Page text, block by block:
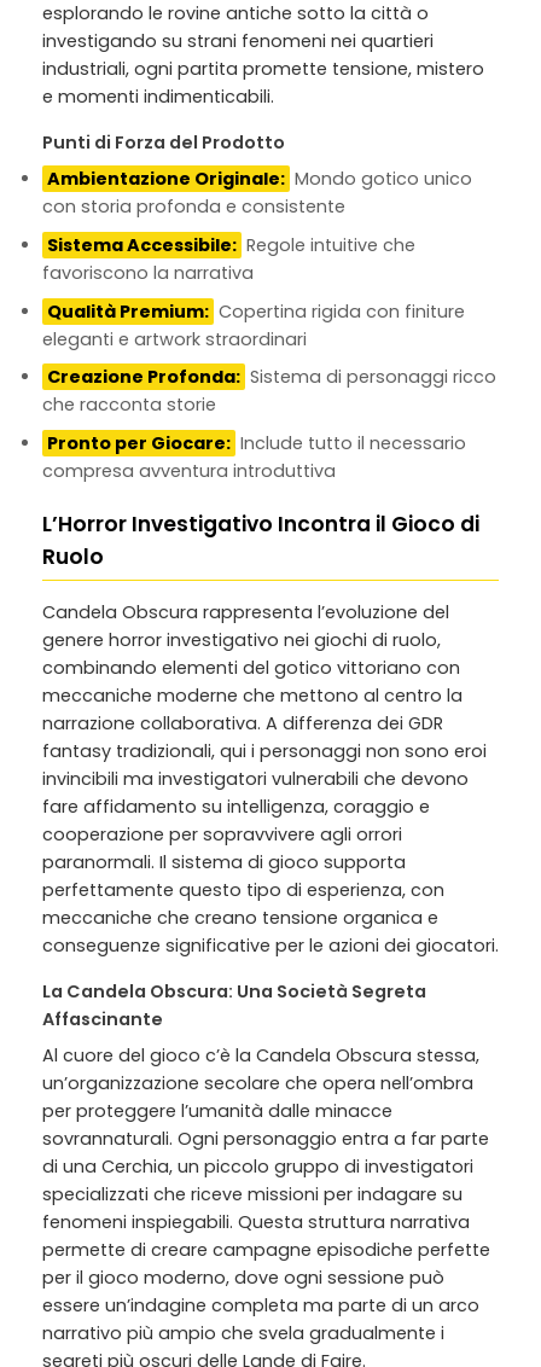
esplorando le rovine antiche sotto la città o
investigando su strani fenomeni nei quartieri
industriali, ogni partita promette tensione, mistero
e momenti indimenticabili.
Punti di Forza del Prodotto
Ambientazione Originale: Mondo gotico unico
con storia profonda e consistente
Sistema Accessibile: Regole intuitive che
favoriscono la narrativa
Qualità Premium: Copertina rigida con finiture
eleganti e artwork straordinari
Creazione Profonda: Sistema di personaggi ricco
che racconta storie
Pronto per Giocare: Include tutto il necessario
compresa avventura introduttiva
L’Horror Investigativo Incontra il Gioco di
Ruolo
Candela Obscura rappresenta l’evoluzione del
genere horror investigativo nei giochi di ruolo,
combinando elementi del gotico vittoriano con
meccaniche moderne che mettono al centro la
narrazione collaborativa. A differenza dei GDR
fantasy tradizionali, qui i personaggi non sono eroi
invincibili ma investigatori vulnerabili che devono
fare affidamento su intelligenza, coraggio e
cooperazione per sopravvivere agli orrori
paranormali. Il sistema di gioco supporta
perfettamente questo tipo di esperienza, con
meccaniche che creano tensione organica e
conseguenze significative per le azioni dei giocatori.
La Candela Obscura: Una Società Segreta
Affascinante
Al cuore del gioco c’è la Candela Obscura stessa,
un’organizzazione secolare che opera nell’ombra
per proteggere l’umanità dalle minacce
sovrannaturali. Ogni personaggio entra a far parte
di una Cerchia, un piccolo gruppo di investigatori
specializzati che riceve missioni per indagare su
fenomeni inspiegabili. Questa struttura narrativa
permette di creare campagne episodiche perfette
per il gioco moderno, dove ogni sessione può
essere un’indagine completa ma parte di un arco
narrativo più ampio che svela gradualmente i
segreti più oscuri delle Lande di Faire.